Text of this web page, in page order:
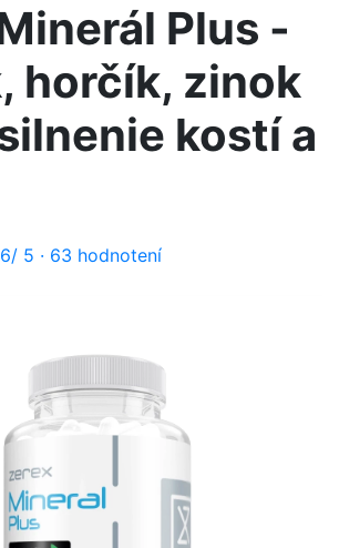
Plus -
horčík, zinok
kostí a
/ 5 · 63 hodnotení